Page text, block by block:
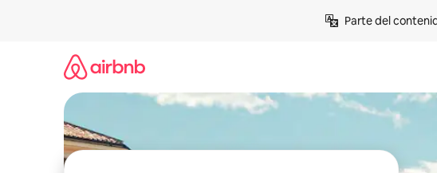
Parte del